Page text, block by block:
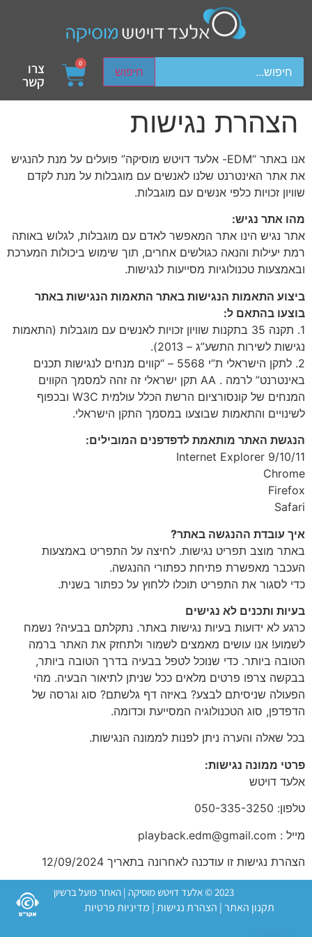
חיפוש
device users, explore by touch or with swipe gestures.
0 צרו
קשר
הצהרת נגישות
אנו באתר “EDM- אלעד דויטש מוסיקה” פועלים על מנת להנגיש
את אתר האינטרנט שלנו לאנשים עם מוגבלות על מנת לקדם
שוויון זכויות כלפי אנשים עם מוגבלות.
מהו אתר נגיש:
אתר נגיש הינו אתר המאפשר לאדם עם מוגבלות, לגלוש באותה
רמת יעילות והנאה כגולשים אחרים, תוך שימוש ביכולות המערכת
ובאמצעות טכנולוגיות מסייעות לנגישות.
ביצוע התאמות הנגישות באתר התאמות הנגישות באתר
בוצעו בהתאם ל:
1. תקנה 35 בתקנות שוויון זכויות לאנשים עם מוגבלות (התאמות
נגישות לשירות התשע”ג – 2013).
2. לתקן הישראלי ת”י 5568 – “קווים מנחים לנגישות תכנים
באינטרנט” לרמה . AA תקן ישראלי זה זהה למסמך הקווים
המנחים של קונסורציום הרשת הכלל עולמית W3C ובכפוף
לשינויים והתאמות שבוצעו במסמך התקן הישראלי.
הנגשת האתר מותאמת לדפדפנים המובילים:
Internet Explorer 9/10/11
Chrome
Firefox
Safari
איך עובדת ההנגשה באתר?
באתר מוצב תפריט נגישות. לחיצה על התפריט באמצעות
העכבר מאפשרת פתיחת כפתורי ההנגשה.
כדי לסגור את התפריט תוכלו ללחוץ על כפתור בשנית.
בעיות ותכנים לא נגישים
כרגע לא ידועות בעיות נגישות באתר. נתקלתם בבעיה? נשמח
לשמוע! אנו עושים מאמצים לשמור ולתחזק את האתר ברמה
הטובה ביותר. כדי שנוכל לטפל בבעיה בדרך הטובה ביותר,
בבקשה צרפו פרטים מלאים ככל שניתן לתיאור הבעיה. מהי
הפעולה שניסיתם לבצע? באיזה דף גלשתם? סוג וגרסה של
הדפדפן, סוג הטכנולוגיה המסייעת וכדומה.
בכל שאלה והערה ניתן לפנות לממונה הנגישות.
פרטי ממונה נגישות:
אלעד דויטש
טלפון: ⁦050-335-3250⁩
מייל : playback.edm@gmail.com
הצהרת נגישות זו עודכנה לאחרונה בתאריך 12/09/2024
2023 © אלעד דויטש מוסיקה | האתר פועל ברשיון
תקנון האתר| הצהרת נגישות| מדיניות פרטיות